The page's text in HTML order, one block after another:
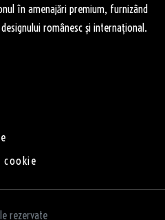
în amenajări premium, furnizând
românesc și internațional.
cookie
rezervate